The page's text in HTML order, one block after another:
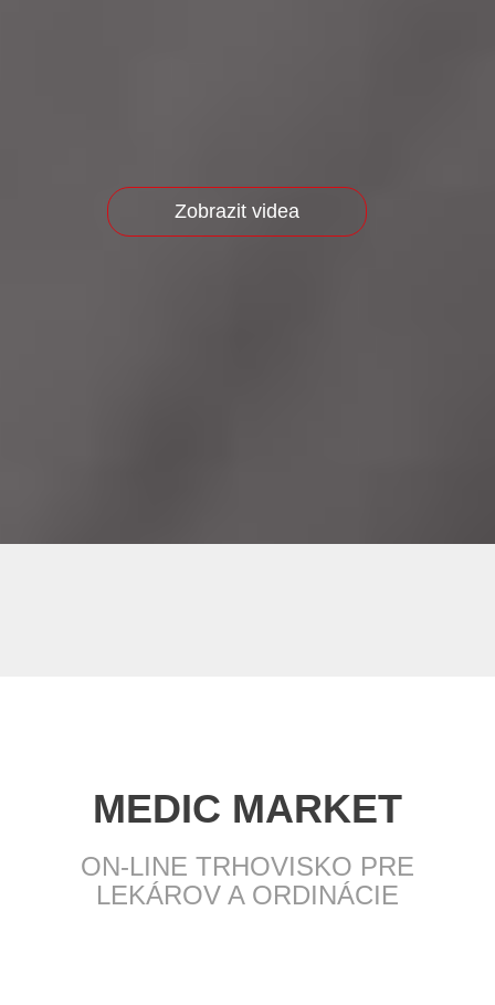
Zobrazit videa
MEDIC MARKET
ON-LINE TRHOVISKO PRE
LEKÁROV A ORDINÁCIE